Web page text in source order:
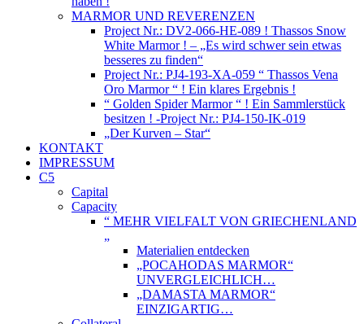
MARMOR UND REVERENZEN
Project Nr.: DV2-066-HE-089 ! Thassos Snow
White Marmor ! – „Es wird schwer sein etwas
besseres zu finden“
Project Nr.: PJ4-193-XA-059 “ Thassos Vena
Oro Marmor “ ! Ein klares Ergebnis !
“ Golden Spider Marmor “ ! Ein Sammlerstück
besitzen ! -Project Nr.: PJ4-150-IK-019
„Der Kurven – Star“
KONTAKT
IMPRESSUM
C5
Capital
Capacity
“ MEHR VIELFALT VON GRIECHENLAND
„
Materialien entdecken
„POCAHODAS MARMOR“
UNVERGLEICHLICH…
„DAMASTA MARMOR“
EINZIGARTIG…